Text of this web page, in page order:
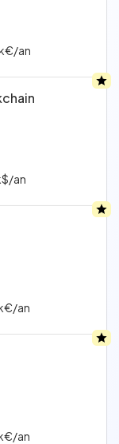
an
an
an
an